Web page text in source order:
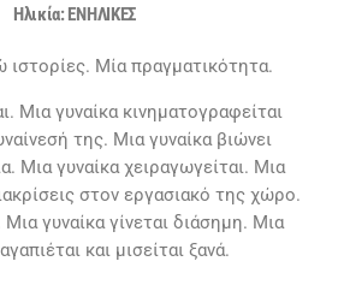
Ηλικία: ΕΝΗΛΙΚΕΣ
Μία πραγματικότητα.
Μια γυναίκα κινηματογραφείται
της. Μια γυναίκα βιώνει
Μια γυναίκα χειραγωγείται. Μια
στον εργασιακό της χώρο.
Μια γυναίκα γίνεται διάσημη. Μια
και μισείται ξανά.